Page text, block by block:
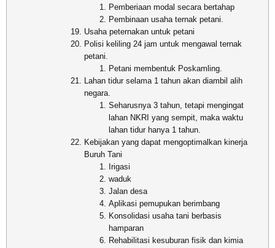
Pemberiaan modal secara bertahap
Pembinaan usaha ternak petani.
Usaha peternakan untuk petani
Polisi keliling 24 jam untuk mengawal ternak
petani.
Petani membentuk Poskamling.
Lahan tidur selama 1 tahun akan diambil alih
negara.
Seharusnya 3 tahun, tetapi mengingat
lahan NKRI yang sempit, maka waktu
lahan tidur hanya 1 tahun.
Kebijakan yang dapat mengoptimalkan kinerja
Buruh Tani
Irigasi
waduk
Jalan desa
Aplikasi pemupukan berimbang
Konsolidasi usaha tani berbasis
hamparan
Rehabilitasi kesuburan fisik dan kimia